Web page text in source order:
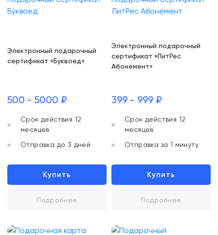
Электронный подарочный
сертификат «Буквоед»
500 - 5000 ₽
Срок действия 12
месяцев
Отправка до 3 дней
Купить
Подробнее
Электронный подарочный
сертификат «ЛитРес
Абонемент»
399 - 999 ₽
Срок действия 12
месяцев
Отправка за 1 минуту
Купить
Подробнее